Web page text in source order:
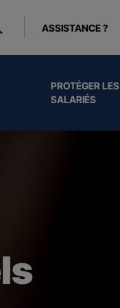
PROTÉGER LES
SALARIÉS
ASSISTANCE ?